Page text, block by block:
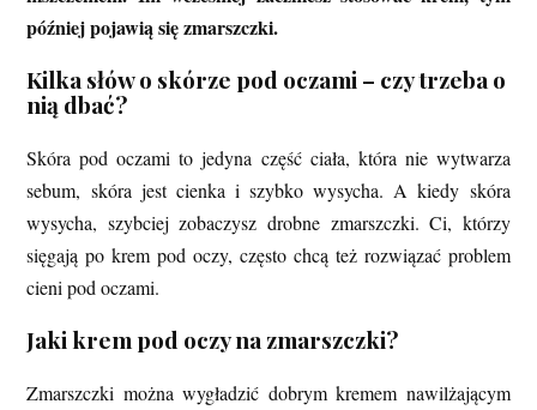
później pojawią się zmarszczki.
Kilka słów o skórze pod oczami – czy trzeba o
nią dbać?
Skóra pod oczami to jedyna część ciała, która nie wytwarza
sebum, skóra jest cienka i szybko wysycha. A kiedy skóra
wysycha, szybciej zobaczysz drobne zmarszczki. Ci, którzy
sięgają po krem pod oczy, często chcą też rozwiązać problem
cieni pod oczami.
Jaki krem pod oczy na zmarszczki?
Zmarszczki można wygładzić dobrym kremem nawilżającym